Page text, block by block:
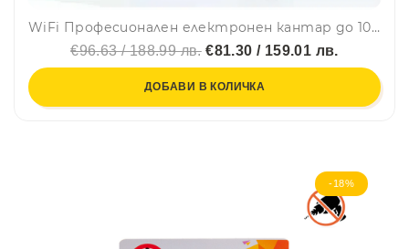
WiFi Професионален електронен кантар до 100 кг - везна
€96.63 / 188.99 лв.€81.30 / 159.01 лв.
ДОБАВИ В КОЛИЧКА
-18%